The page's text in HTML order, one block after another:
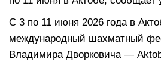
С 3 по 11 июня 2026 года в
международный шахматный
Владимира Дворковича —